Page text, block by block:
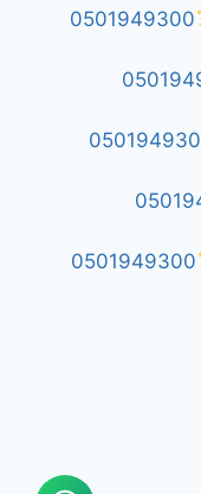
0501949300
0501949300